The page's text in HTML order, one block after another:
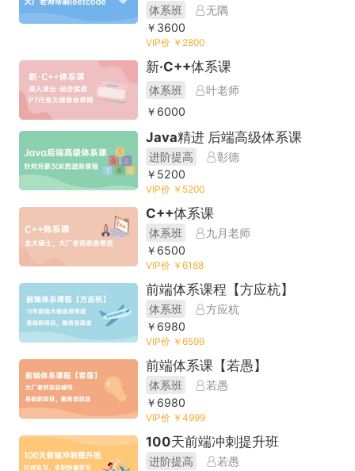
体系班
无隅
￥3600
VIP价 ￥2800
新·C++体系课
体系班
叶老师
￥6000
Java精进 后端高级体系课
进阶提高
彰德
￥5200
VIP价 ￥5200
C++体系课
体系班
九月老师
￥6500
VIP价 ￥6188
前端体系课程【方应杭】
体系班
方应杭
￥6980
VIP价 ￥6599
前端体系课【若愚】
体系班
若愚
￥6980
VIP价 ￥4999
100天前端冲刺提升班
进阶提高
若愚